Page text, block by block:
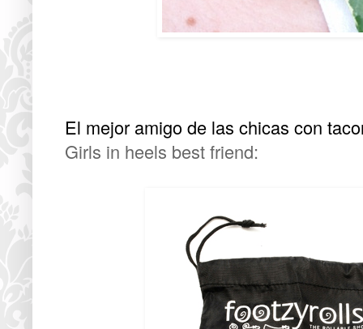
El mejor amigo de las chicas con
Girls in heels best friend: